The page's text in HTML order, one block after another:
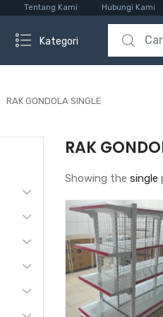
Tentang Kami Hubungi Kami
Kategori
Search for:
RAK GONDOLA SINGLE
RAK
Showing the single